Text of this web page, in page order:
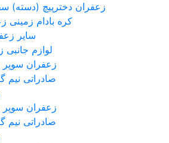
زعفران دخترپیچ (دسته)
کره بادام زمینی
سایر
لوازم جانبی
زعفران سوپر
صادراتی نیم
زعفران سوپر
صادراتی نیم